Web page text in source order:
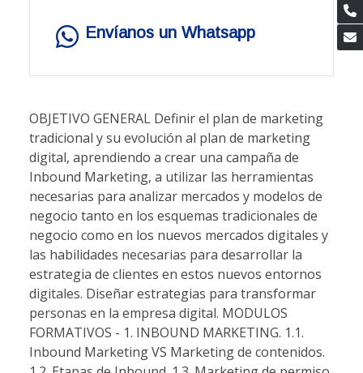
Envíanos un Whatsapp
OBJETIVO GENERAL Definir el plan de marketing
tradicional y su evolución al plan de marketing
digital, aprendiendo a crear una campaña de
Inbound Marketing, a utilizar las herramientas
necesarias para analizar mercados y modelos de
negocio tanto en los esquemas tradicionales de
negocio como en los nuevos mercados digitales y
las habilidades necesarias para desarrollar la
estrategia de clientes en estos nuevos entornos
digitales. Diseñar estrategias para transformar
personas en la empresa digital. MODULOS
FORMATIVOS - 1. INBOUND MARKETING. 1.1.
Inbound Marketing VS Marketing de contenidos.